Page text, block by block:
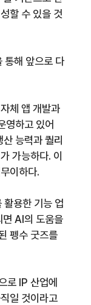
할 수 있을 것
통해 앞으로 다
체 앱 개발과
영하고 있어
능력과 퀄리
가능하다. 이
이하다.
용한 기능 업
면 AI의 도움을
펭수 굿즈를
로 IP 산업에
일 것이라고